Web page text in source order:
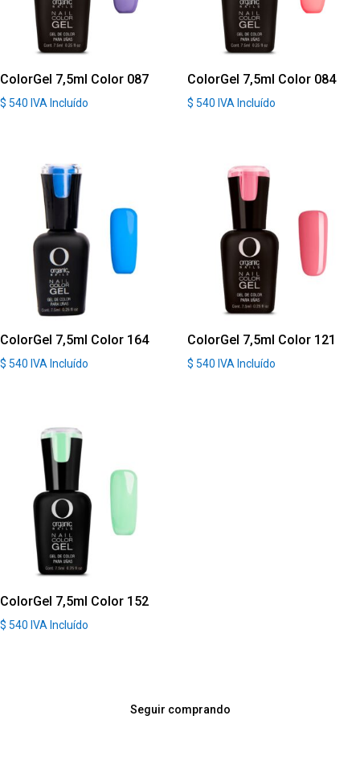
ColorGel 7,5ml Color 087
$ 540 IVA Incluído
ColorGel 7,5ml Color 084
$ 540 IVA Incluído
ColorGel 7,5ml Color 164
$ 540 IVA Incluído
ColorGel 7,5ml Color 121
$ 540 IVA Incluído
ColorGel 7,5ml Color 152
$ 540 IVA Incluído
Seguir comprando